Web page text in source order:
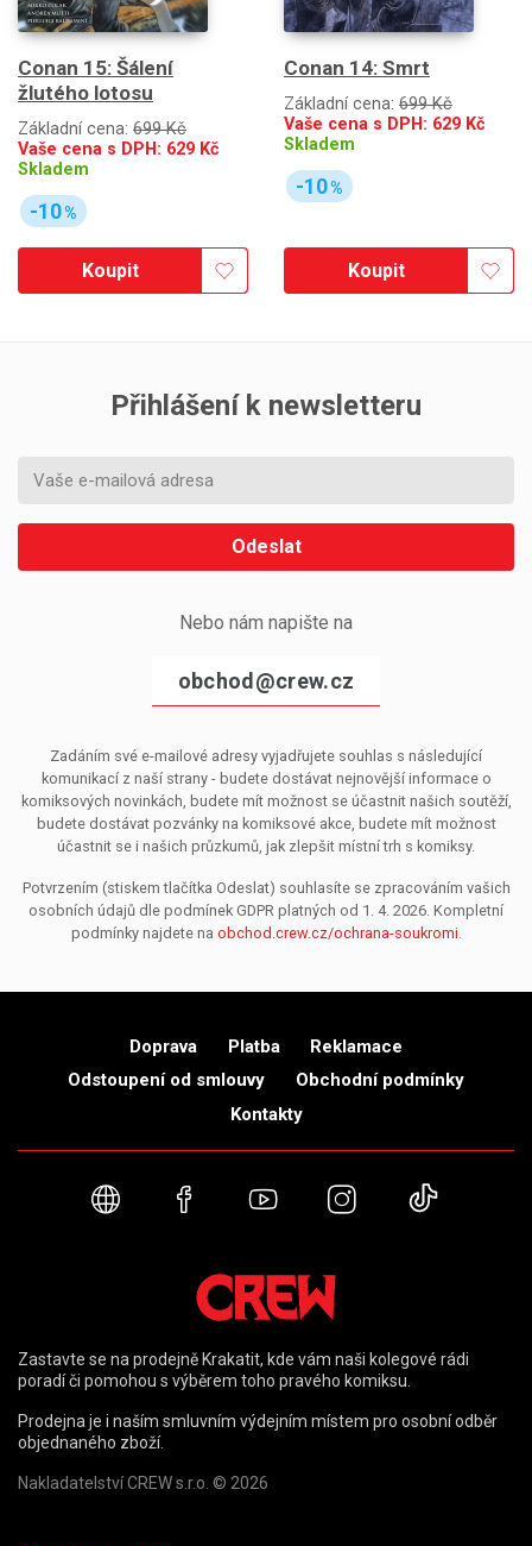
Conan 15: Šálení
žlutého lotosu
Základní cena: 699 Kč
Vaše cena s DPH: 629 Kč
Skladem
-10%
Koupit
Conan 14: Smrt
Základní cena: 699 Kč
Vaše cena s DPH: 629 Kč
Skladem
-10%
Koupit
Přihlášení k newsletteru
Odeslat
Nebo nám napište na
obchod@crew.cz
Zadáním své e-mailové adresy vyjadřujete souhlas s následující
komunikací z naší strany - budete dostávat nejnovější informace o
komiksových novinkách, budete mít možnost se účastnit našich soutěží,
budete dostávat pozvánky na komiksové akce, budete mít možnost
účastnit se i našich průzkumů, jak zlepšit místní trh s komiksy.
Potvrzením (stiskem tlačítka Odeslat) souhlasíte se zpracováním vašich
osobních údajů dle podmínek GDPR platných od 1. 4. 2026. Kompletní
podmínky najdete na obchod.crew.cz/ochrana-soukromi.
Doprava Platba
Reklamace
Odstoupení od smlouvy
Obchodní podmínky
Kontakty
Webové stránky
FacebookYouTubeInstagram
Zastavte se na prodejně Krakatit, kde vám naši kolegové rádi
poradí či pomohou s výběrem toho pravého komiksu.
Prodejna je i naším smluvním výdejním místem pro osobní odběr
objednaného zboží.
Nakladatelství CREW s.r.o. © 2026